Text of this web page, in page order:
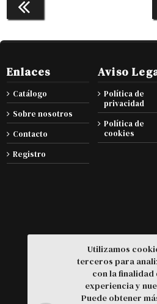
Enlaces
Catálogo
Sobre nosotros
Contacto
Registro
Aviso
Política de
privacidad
Política de
cookies
Utilizamos
terceros para
con la
experiencia y
Puede obtener